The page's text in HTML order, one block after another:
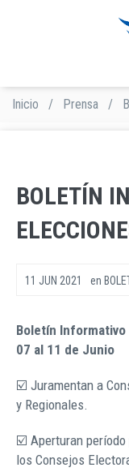
Sobrescribir
la
Inicio / Prensa /
BOLETÍN
11 JUN 2021 en
Boletín Informativo
07 al 11 de Junio
☑️ Juramentan a
y Regionales.
☑️ Aperturan período
los Consejos